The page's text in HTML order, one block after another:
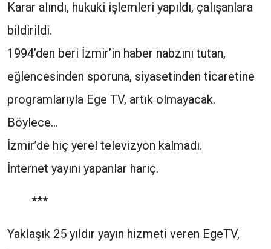
Karar alındı, hukuki işlemleri yapıldı, çalışanlara
bildirildi.
1994’den beri İzmir’in haber nabzını tutan,
eğlencesinden sporuna, siyasetinden ticaretine
programlarıyla Ege TV, artık olmayacak.
Böylece…
İzmir’de hiç yerel televizyon kalmadı.
İnternet yayını yapanlar hariç.
***
Yaklaşık 25 yıldır yayın hizmeti veren EgeTV,